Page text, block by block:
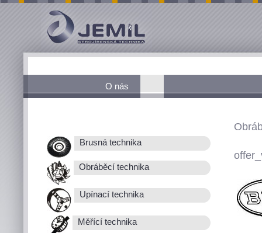
O nás
Brusná technika
Obráběcí technika
Upínací technika
Měřící technika